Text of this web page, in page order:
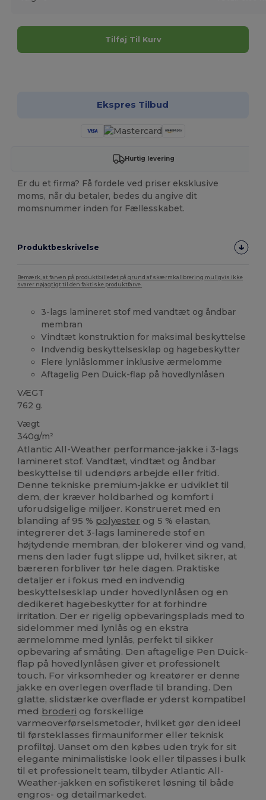
Tilføj Til Kurv
Ekspres Tilbud
Hurtig levering
Er du et firma? Få fordele ved priser eksklusive
moms, når du betaler, bedes du angive dit
momsnummer inden for Fællesskabet.
Produktbeskrivelse
Bemærk, at farven på produktbilledet på grund af skærmkalibrering muligvis ikke
svarer nøjagtigt til den faktiske produktfarve.
3-lags lamineret stof med vandtæt og åndbar
membran
Vindtæt konstruktion for maksimal beskyttelse
Indvendig beskyttelsesklap og hagebeskytter
Flere lynlåslommer inklusive ærmelomme
Aftagelig Pen Duick-flap på hovedlynlåsen
VÆGT
762 g.
Vægt
340g/m²
Atlantic All-Weather performance-jakke i 3-lags
lamineret stof. Vandtæt, vindtæt og åndbar
beskyttelse til udendørs arbejde eller fritid.
Denne tekniske premium-jakke er udviklet til
dem, der kræver holdbarhed og komfort i
uforudsigelige miljøer. Konstrueret med en
blanding af 95 % polyester og 5 % elastan,
integrerer det 3-lags laminerede stof en
højtydende membran, der blokerer vind og vand,
mens den lader fugt slippe ud, hvilket sikrer, at
bæreren forbliver tør hele dagen. Praktiske
detaljer er i fokus med en indvendig
beskyttelsesklap under hovedlynlåsen og en
dedikeret hagebeskytter for at forhindre
irritation. Der er rigelig opbevaringsplads med to
sidelommer med lynlås og en ekstra
ærmelomme med lynlås, perfekt til sikker
opbevaring af småting. Den aftagelige Pen Duick-
flap på hovedlynlåsen giver et professionelt
touch. For virksomheder og kreatører er denne
jakke en overlegen overflade til branding. Den
glatte, slidstærke overflade er yderst kompatibel
med broderi og forskellige
varmeoverførselsmetoder, hvilket gør den ideel
til førsteklasses firmauniformer eller teknisk
profiltøj. Uanset om den købes uden tryk for sit
elegante minimalistiske look eller tilpasses i bulk
til et professionelt team, tilbyder Atlantic All-
Weather-jakken en sofistikeret løsning til både
engros- og detailmarkedet.